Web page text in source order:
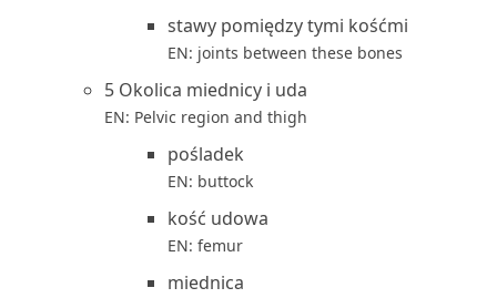
stawy pomiędzy tymi kośćmi
EN: joints between these bones
5 Okolica miednicy i uda
EN: Pelvic region and thigh
pośladek
EN: buttock
kość udowa
EN: femur
miednica